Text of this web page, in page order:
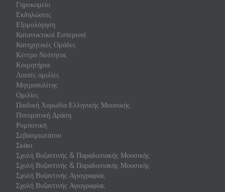
Γηροκομείο
Εκδηλώσεις
Εξομολόγηση
Κατανυκτικοί Εσπερινοί
Κατηχητικές Ομάδες
Κέντρο Νεότητος
Κοιμητήρια
Λοιπές ομιλίες
Μητροπολίτης
Ομιλίες
Παιδική Χορωδία Ελληνικής Μουσικής
Πνευματική Δράση
Ρομποτική
Σεβασμιωτάτου
Σκάκι
Σχολή Βυζαντινής & Παραδοσιακής Μουσικής
Σχολή Βυζαντινής & Παραδοσιακής Μουσικής
Σχολή Βυζαντινής Αγιογραφίας
Σχολή Βυζαντινής Αγιογραφίας